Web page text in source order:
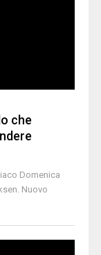
che
Domenica
Nuovo